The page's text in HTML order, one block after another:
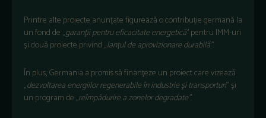
Printre alte proiecte anunţate figurează o contribuţie germană la
un fond de „garanţii pentru eficacitate energetică’‘ pentru IMM-uri
şi două proiecte privind „lanţul de aprovizionare durabilă”.
În plus, Germania a promis să finanţeze un proiect care vizează
„dezvoltarea energiilor regenerabile în industrie şi transporturi” şi
un program de „reîmpădurire a zonelor degradate”.